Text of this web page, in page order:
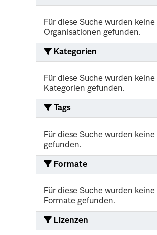
Für diese Suche wurden keine
Organisationen gefunden.
Kategorien
Für diese Suche wurden keine
Kategorien gefunden.
Tags
Für diese Suche wurden keine
gefunden.
Formate
Für diese Suche wurden keine
Formate gefunden.
Lizenzen